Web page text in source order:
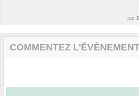
par
COMMENTEZ